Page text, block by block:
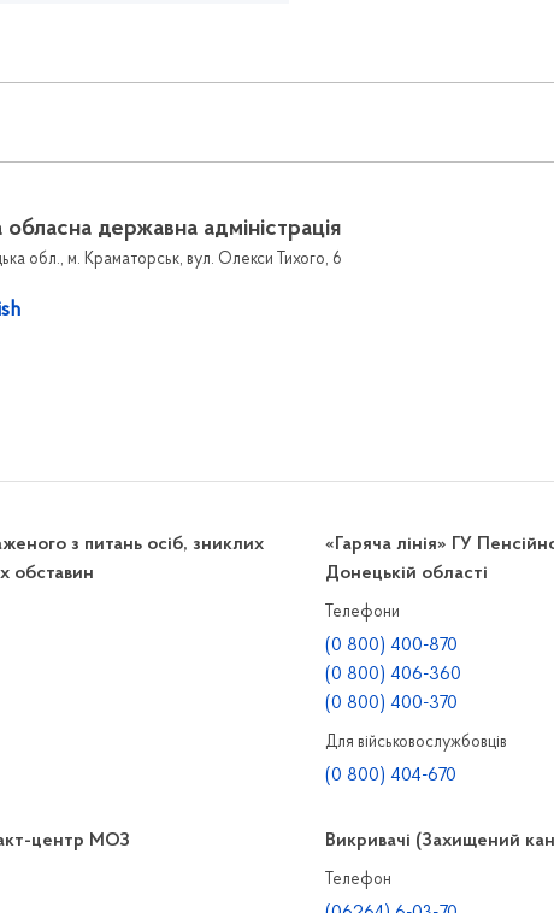
державна адміністрація
обл., м. Краматорськ, вул. Олекси Тихого, 6
з питань осіб, зниклих
обставин
«Гаряча лінія» ГУ
Донецькій області
Телефони
(0 800) 400-870
(0 800) 406-360
(0 800) 400-370
Для військовослужбовців
(0 800) 404-670
центр МОЗ Викривачі (Захищений
Телефон